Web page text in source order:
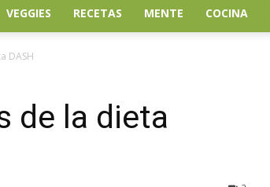
VEGGIES RECETAS MENTE COCINA
DASH
de la dieta